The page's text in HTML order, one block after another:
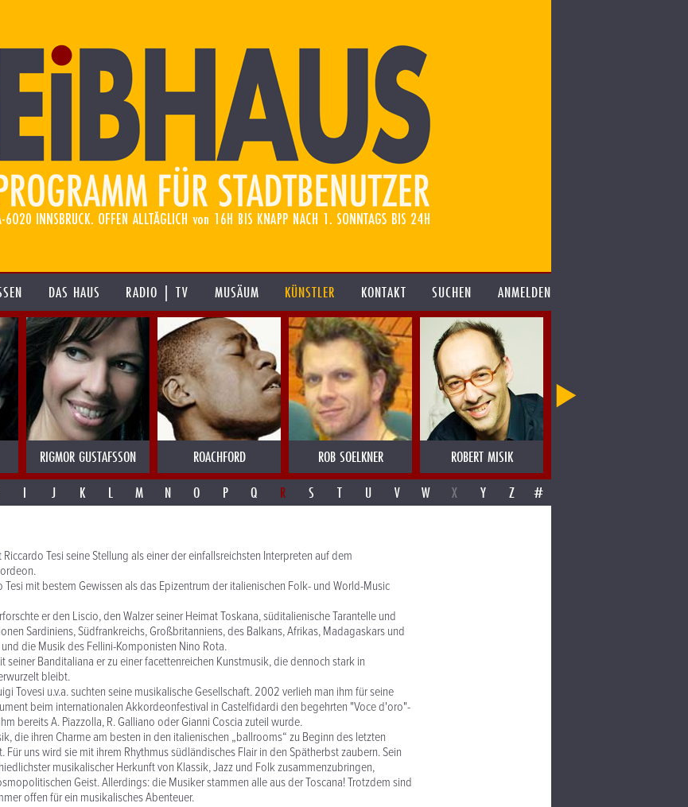
DAS HAUS RADIO | TV MUSÄUM KÜNSTLER KONTAKT SUCHEN ANMELDEN
RIGMOR GUSTAFSSON ROACHFORD ROB SOELKNER ROBERT MISIK
I J K L M N O P Q R S T U V W X Y Z #
Tesi seine Stellung als einer der einfallsreichsten Interpreten auf dem
Tesi mit bestem Gewissen als das Epizentrum der italienischen Folk- und World-Music
er den Liscio, den Walzer seiner Heimat Toskana, süditalienische Tarantelle und
Sardiniens, Südfrankreichs, Großbritanniens, des Balkans, Afrikas, Madagaskars und
die Musik des Fellini-Komponisten Nino Rota.
seiner Banditaliana er zu einer facettenreichen Kunstmusik, die dennoch stark in
bleibt.
Tovesi u.v.a. suchten seine musikalische Gesellschaft. 2002 verlieh man ihm für seine
beim internationalen Akkordeonfestival in Castelfidardi den begehrten "Voce d'oro"-
bereits A. Piazzolla, R. Galliano oder Gianni Coscia zuteil wurde.
die ihren Charme am besten in den italienischen „ballrooms“ zu Beginn des letzten
Für uns wird sie mit ihrem Rhythmus südländisches Flair in den Spätherbst zaubern. Sein
musikalischer Herkunft von Klassik, Jazz und Folk zusammenzubringen,
Geist. Allerdings: die Musiker stammen alle aus der Toscana! Trotzdem sind
offen für ein musikalisches Abenteuer.